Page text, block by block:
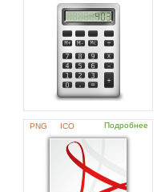
PNG ICO Подробнее